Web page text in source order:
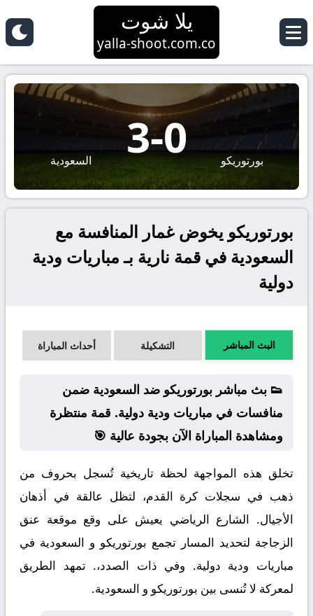
يلا شوت
yalla-shoot.com.co
بورتوريكو 0
-
3 السعودية
بورتوريكو يخوض غمار المنافسة مع
السعودية في قمة نارية بـ مباريات ودية
دولية
البث المباشر التشكيلة أحداث المباراة
👟 بث مباشر بورتوريكو ضد السعودية ضمن
منافسات في مباريات ودية دولية. قمة منتظرة
ومشاهدة المباراة الآن بجودة عالية 🎯
تخلق هذه المواجهة لحظة تاريخية تُسجل بحروف من
ذهب في سجلات كرة القدم، لتظل عالقة في أذهان
الأجيال. الشارع الرياضي يعيش على وقع موقعة عنق
الزجاجة لتحديد المسار تجمع بورتوريكو و السعودية في
مباريات ودية دولية. وفي ذات الصدد،. تمهد الطريق
لمعركة لا تُنسى بين بورتوريكو و السعودية.